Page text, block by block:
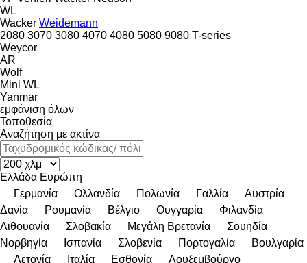
WL
Wacker Weidemann
2080 3070 3080 4070 4080 5080 9080 T-series
Weycor
AR
Wolf
Mini WL
Yanmar
εμφάνιση όλων
Τοποθεσία
Αναζήτηση με ακτίνα
Ελλάδα Ευρώπη
Γερμανία
Ολλανδία Πολωνία Γαλλία
Αυστρία
Δανία
Ρουμανία Βέλγιο Ουγγαρία
Φιλανδία
Λιθουανία
Σλοβακία Μεγάλη Βρετανία
Σουηδία
Νορβηγία
Ισπανία Σλοβενία Πορτογαλία
Βουλγαρία
Λετονία
Ιταλία Εσθονία
Λουξεμβούργο